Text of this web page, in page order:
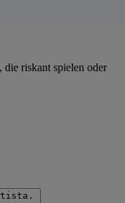
riskant spielen oder